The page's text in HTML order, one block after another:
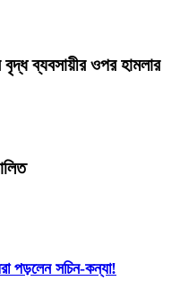
ব্যবসায়ীর ওপর হামলার
পড়লেন সচিন-কন্যা!